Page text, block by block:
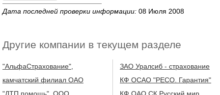
Дата последней проверки информации: 08 Июля 2008
Другие компании в текущем разделе
"АльфаСтрахование",
камчатский филиал ОАО
"ДТП помощь", ООО
ЗАО Уралсиб - страхование
КФ ОСАО "РЕСО. Гарантия"
КФ ОАО СК Русский мир